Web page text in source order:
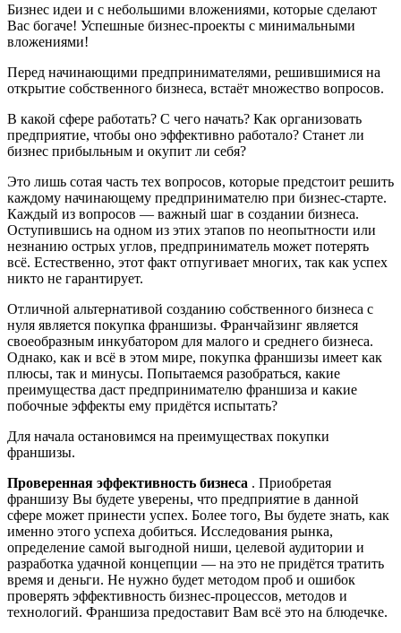
Бизнес идеи и с небольшими вложениями, которые сделают
Вас богаче! Успешные бизнес-проекты с минимальными
вложениями!
Перед начинающими предпринимателями, решившимися на
открытие собственного бизнеса, встаёт множество вопросов.
В какой сфере работать? С чего начать? Как организовать
предприятие, чтобы оно эффективно работало? Станет ли
бизнес прибыльным и окупит ли себя?
Это лишь сотая часть тех вопросов, которые предстоит решить
каждому начинающему предпринимателю при бизнес-старте.
Каждый из вопросов — важный шаг в создании бизнеса.
Оступившись на одном из этих этапов по неопытности или
незнанию острых углов, предприниматель может потерять
всё. Естественно, этот факт отпугивает многих, так как успех
никто не гарантирует.
Отличной альтернативой созданию собственного бизнеса с
нуля является покупка франшизы. Франчайзинг является
своеобразным инкубатором для малого и среднего бизнеса.
Однако, как и всё в этом мире, покупка франшизы имеет как
плюсы, так и минусы. Попытаемся разобраться, какие
преимущества даст предпринимателю франшиза и какие
побочные эффекты ему придётся испытать?
Для начала остановимся на преимуществах покупки
франшизы.
Проверенная эффективность бизнеса . Приобретая
франшизу Вы будете уверены, что предприятие в данной
сфере может принести успех. Более того, Вы будете знать, как
именно этого успеха добиться. Исследования рынка,
определение самой выгодной ниши, целевой аудитории и
разработка удачной концепции — на это не придётся тратить
время и деньги. Не нужно будет методом проб и ошибок
проверять эффективность бизнес-процессов, методов и
технологий. Франшиза предоставит Вам всё это на блюдечке.